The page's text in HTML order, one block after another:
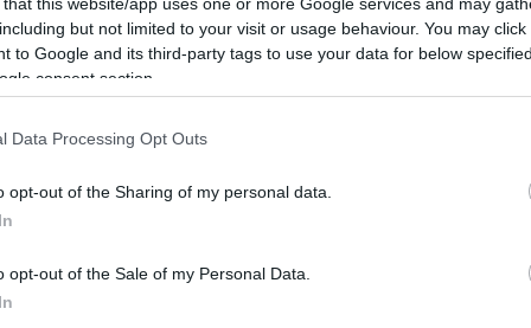
but not limited to your visit or usage behaviour. You may
to Google and its third-party tags to use your data for below
consent section.
Data Processing Opt Outs
opt-out of the Sharing of my personal data.
opt-out of the Sale of my Personal Data.
ράμφος.
συνοδεύει τη μελέτη, ο Στίβεν Γκόντφρι
ως «μια πραγματικά μοναδική ανακάλυψη»,
ότι ο χώρος θα μπορούσε να αποκαλύψει
συναρπαστικά ευρήματα. «[Η έρευνα] μου